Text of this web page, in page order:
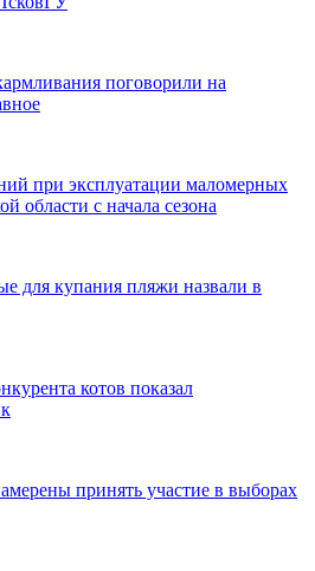
поговорили на
при эксплуатации маломерных
области с начала сезона
для купания пляжи назвали в
котов показал
принять участие в выборах